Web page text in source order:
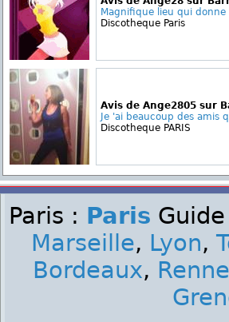
Magnifique lieu qui donne
Discotheque Paris
Avis de Ange2805 sur
Je 'ai beaucoup des amis
Discotheque PARIS
Paris : Paris
Marseille, Lyon,
Bordeaux,